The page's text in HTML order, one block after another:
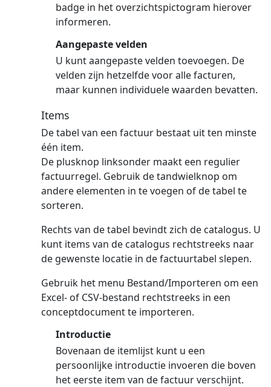
badge in het overzichtspictogram hierover
informeren.
Aangepaste velden
U kunt aangepaste velden toevoegen. De
velden zijn hetzelfde voor alle facturen,
maar kunnen individuele waarden bevatten.
Items
De tabel van een factuur bestaat uit ten minste
één item.
De plusknop linksonder maakt een regulier
factuurregel. Gebruik de tandwielknop om
andere elementen in te voegen of de tabel te
sorteren.
Rechts van de tabel bevindt zich de catalogus. U
kunt items van de catalogus rechtstreeks naar
de gewenste locatie in de factuurtabel slepen.
Gebruik het menu Bestand/Importeren om een
Excel- of CSV-bestand rechtstreeks in een
conceptdocument te importeren.
Introductie
Bovenaan de itemlijst kunt u een
persoonlijke introductie invoeren die boven
het eerste item van de factuur verschijnt.